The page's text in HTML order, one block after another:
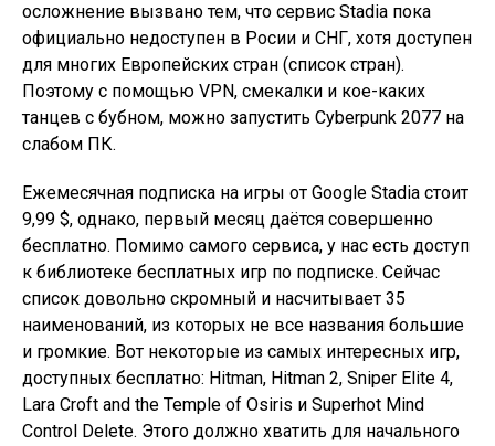
осложнение вызвано тем, что сервис Stadia пока
официально недоступен в Росии и СНГ, хотя доступен
для многих Европейских стран (список стран).
Поэтому с помощью VPN, смекалки и кое-каких
танцев с бубном, можно запустить Cyberpunk 2077 на
слабом ПК.
Ежемесячная подписка на игры от Google Stadia стоит
9,99 $, однако, первый месяц даётся совершенно
бесплатно. Помимо самого сервиса, у нас есть доступ
к библиотеке бесплатных игр по подписке. Сейчас
список довольно скромный и насчитывает 35
наименований, из которых не все названия большие
и громкие. Вот некоторые из самых интересных игр,
доступных бесплатно: Hitman, Hitman 2, Sniper Elite 4,
Lara Croft and the Temple of Osiris и Superhot Mind
Control Delete. Этого должно хватить для начального